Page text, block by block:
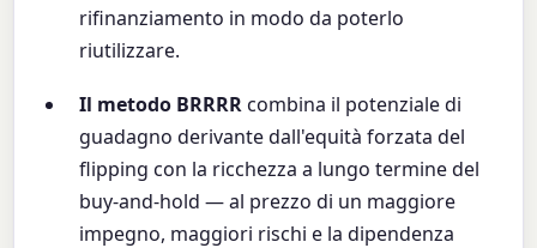
rifinanziamento in modo da poterlo
riutilizzare.
Il metodo BRRRRcombina il potenziale di
guadagno derivante dall'equità forzata del
flipping con la ricchezza a lungo termine del
buy-and-hold — al prezzo di un maggiore
impegno, maggiori rischi e la dipendenza